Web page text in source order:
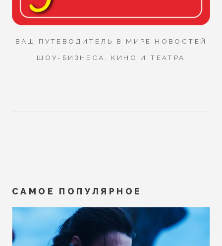
ВАШ ПУТЕВОДИТЕЛЬ В МИРЕ НОВОСТЕЙ
ШОУ-БИЗНЕСА, КИНО И ТЕАТРА
САМОЕ ПОПУЛЯРНОЕ